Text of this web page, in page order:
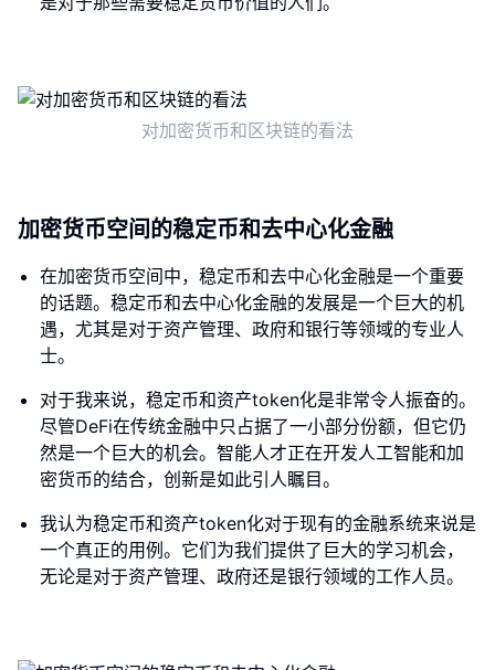
对加密货币和区块链的看法
加密货币空间的稳定币和去中心化金融
在加密货币空间中，稳定币和去中心化金融是一个重要
的话题。稳定币和去中心化金融的发展是一个巨大的机
遇，尤其是对于资产管理、政府和银行等领域的专业人
士。
对于我来说，稳定币和资产token化是非常令人振奋的。
尽管DeFi在传统金融中只占据了一小部分份额，但它仍
然是一个巨大的机会。智能人才正在开发人工智能和加
密货币的结合，创新是如此引人瞩目。
我认为稳定币和资产token化对于现有的金融系统来说是
一个真正的用例。它们为我们提供了巨大的学习机会，
无论是对于资产管理、政府还是银行领域的工作人员。